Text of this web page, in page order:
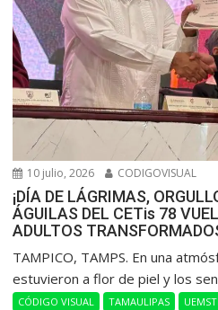
10 julio, 2026 CODIGOVISUAL
¡DÍA DE LÁGRIMAS,
ÁGUILAS DEL CETis 78
ADULTOS
​TAMPICO, TAMPS. En una
estuvieron a flor de piel y los
CÓDIGO VISUAL TAMAULIPAS